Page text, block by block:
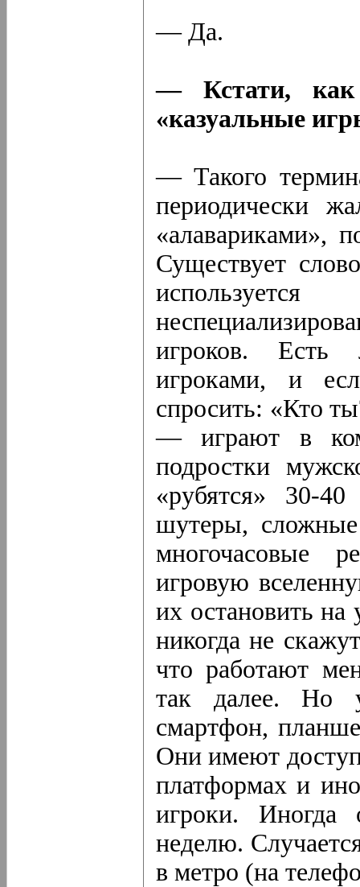
— Да.
— Кстати, как
«казуальные
— Такого
периодически
«алавариками»,
Существует
игроков. Есть
игроками, и
спросить: «Кто
— играют в
подростки
«рубятся» 30-
шутеры,
многочасовые
игровую
их остановить
никогда не
что работают
так далее. Но
смартфон,
Они имеют
платформах и
игроки. Иногда
неделю.
в метро (на